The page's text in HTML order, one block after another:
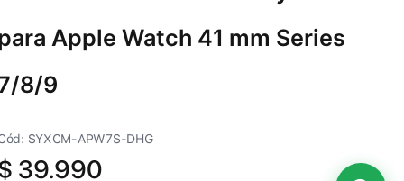
Apple Watch 41 mm Series
8/9
SYXCM-APW7S-DHG
39.990